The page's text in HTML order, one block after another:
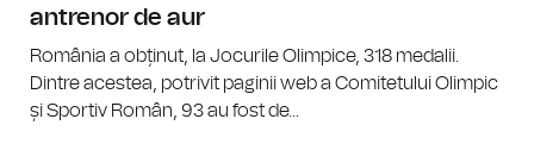
antrenor de aur
România a obținut, la Jocurile Olimpice, 318 medalii.
Dintre acestea, potrivit paginii web a Comitetului Olimpic
și Sportiv Român, 93 au fost de...